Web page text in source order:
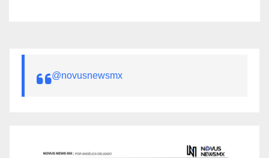
@novusnewsmx